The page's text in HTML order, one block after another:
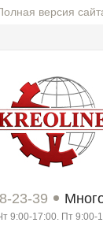
версия
23-39
9:00-17:00. Пт 9:00-